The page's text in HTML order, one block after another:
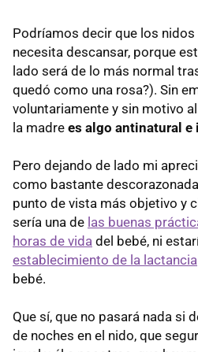
Podríamos decir que los
necesita descansar, porque
lado será de lo más normal
quedó como una rosa?). Sin
voluntariamente y sin motivo
la madre es algo antinatural
Pero dejando de lado mi
como bastante
punto de vista más objetivo y
sería una de las buenas
horas de vida del bebé, ni
establecimiento de la lactancia
bebé.
Que sí, que no pasará nada si
de noches en el nido, que